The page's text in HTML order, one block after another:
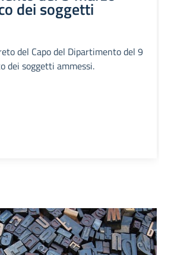
dei soggetti
del Capo del Dipartimento del 9
dei soggetti ammessi.